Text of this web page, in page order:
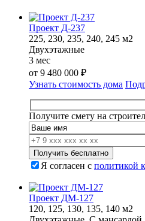
Проект Д-237
225, 230, 235, 240, 245 м2
Двухэтажные
3 мес
от 9 480 000 ₽
Узнать стоимость дома
Получите смету на
Я согласен с политикой
Проект ДМ-127
120, 125, 130, 135, 140 м2